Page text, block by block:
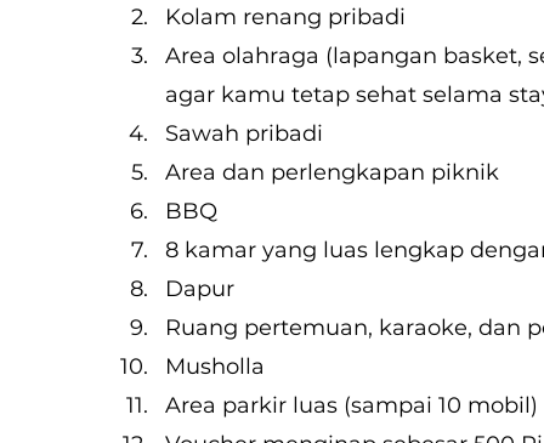
Kolam renang pribadi
Area olahraga (lapangan basket,
agar kamu tetap sehat selama
Sawah pribadi
Area dan perlengkapan piknik
BBQ
8 kamar yang luas lengkap
Dapur
Ruang pertemuan, karaoke, dan
Musholla
Area parkir luas (sampai 10 mobil)